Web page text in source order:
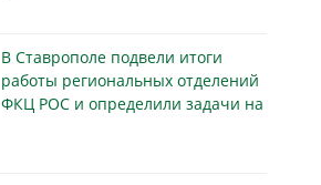
В Ставрополе подвели итоги
работы региональных отделений
ФКЦ РОС и определили задачи на